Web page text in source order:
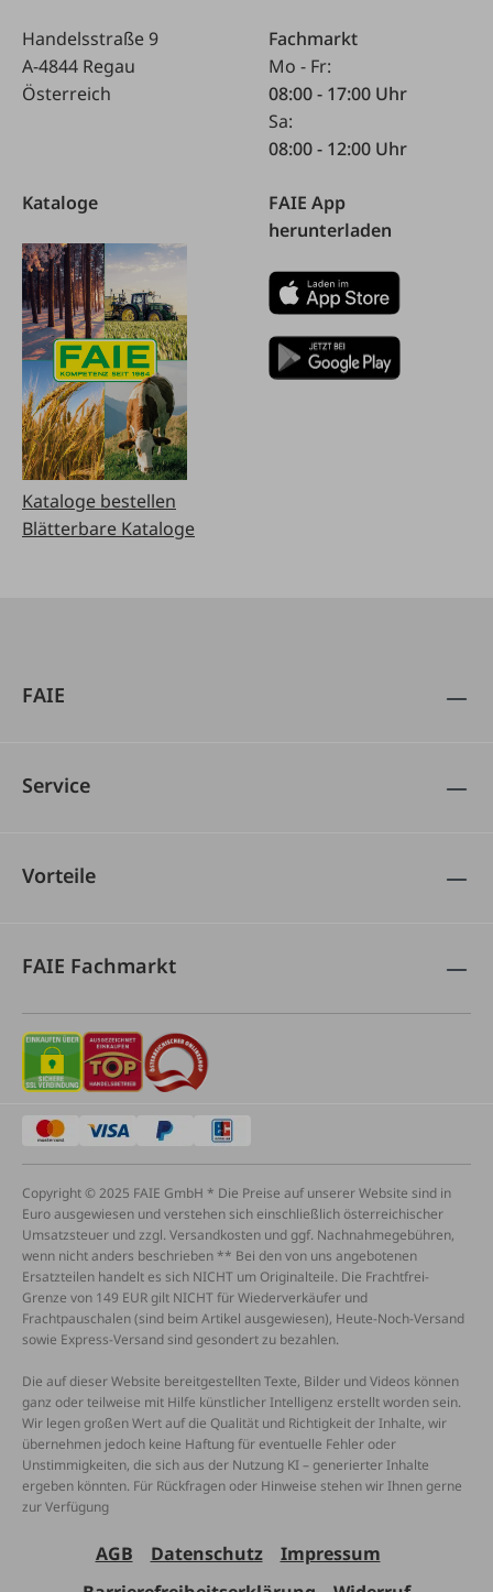
Handelsstraße 9
A-4844 Regau
Österreich
Fachmarkt
Mo - Fr:
08:00 - 17:00 Uhr
Sa:
08:00 - 12:00 Uhr
Kataloge
Kataloge bestellen
Blätterbare Kataloge
FAIE App
herunterladen
FAIE
Service
Vorteile
FAIE Fachmarkt
Copyright © 2025 FAIE GmbH * Die Preise auf unserer Website sind in
Euro ausgewiesen und verstehen sich einschließlich österreichischer
Umsatzsteuer und zzgl. Versandkosten und ggf. Nachnahmegebühren,
wenn nicht anders beschrieben ** Bei den von uns angebotenen
Ersatzteilen handelt es sich NICHT um Originalteile. Die Frachtfrei-
Grenze von 149 EUR gilt NICHT für Wiederverkäufer und
Frachtpauschalen (sind beim Artikel ausgewiesen), Heute-Noch-Versand
sowie Express-Versand sind gesondert zu bezahlen.
Die auf dieser Website bereitgestellten Texte, Bilder und Videos können
ganz oder teilweise mit Hilfe künstlicher Intelligenz erstellt worden sein.
Wir legen großen Wert auf die Qualität und Richtigkeit der Inhalte, wir
übernehmen jedoch keine Haftung für eventuelle Fehler oder
Unstimmigkeiten, die sich aus der Nutzung KI – generierter Inhalte
ergeben könnten. Für Rückfragen oder Hinweise stehen wir Ihnen gerne
zur Verfügung
AGB Datenschutz
Impressum